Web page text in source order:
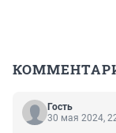
Гость
30 мая 2024,